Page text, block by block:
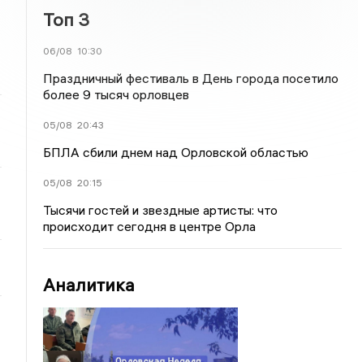
Топ 3
06/08 10:30
Праздничный фестиваль в День города посетило
более 9 тысяч орловцев
05/08 20:43
БПЛА сбили днем над Орловской областью
05/08 20:15
Тысячи гостей и звездные артисты: что
происходит сегодня в центре Орла
Аналитика